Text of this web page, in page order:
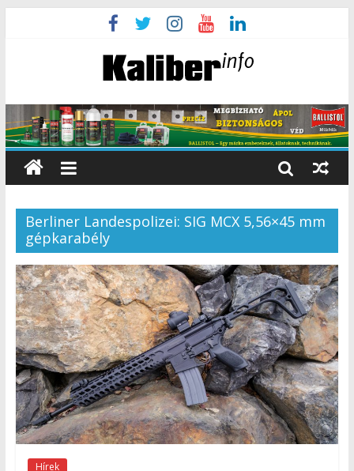
Berliner Landespolizei: SIG MCX 5,56×45 mm
gépkarabély
Hírek